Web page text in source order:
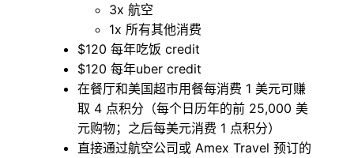
3x 航空
1x 所有其他消费
$120 每年吃饭 credit
$120 每年uber credit
在餐厅和美国超市用餐每消费 1​​ 美元可赚
取 4 点积分（每个日历年的前 25,000 美
元购物；之后每美元消费 1 点积分）
直接通过航空公司或 Amex Travel 预订的